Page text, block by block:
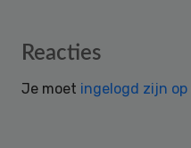
Reader
Reacties
Je moet ingelogd zijn op